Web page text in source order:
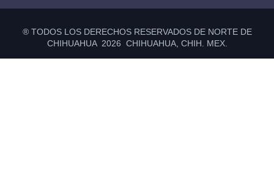
® TODOS LOS DERECHOS RESERVADOS DE NORTE DE
CHIHUAHUA 2026 CHIHUAHUA, CHIH. MEX.